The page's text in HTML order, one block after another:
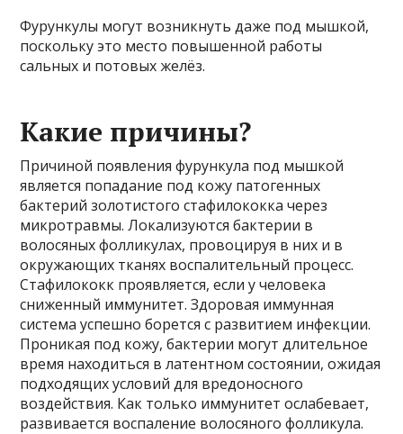
Фурункулы могут возникнуть даже под мышкой,
поскольку это место повышенной работы
сальных и потовых желёз.
Какие причины?
Причиной появления фурункула под мышкой
является попадание под кожу патогенных
бактерий золотистого стафилококка через
микротравмы. Локализуются бактерии в
волосяных фолликулах, провоцируя в них и в
окружающих тканях воспалительный процесс.
Стафилококк проявляется, если у человека
сниженный иммунитет. Здоровая иммунная
система успешно борется с развитием инфекции.
Проникая под кожу, бактерии могут длительное
время находиться в латентном состоянии, ожидая
подходящих условий для вредоносного
воздействия. Как только иммунитет ослабевает,
развивается воспаление волосяного фолликула.